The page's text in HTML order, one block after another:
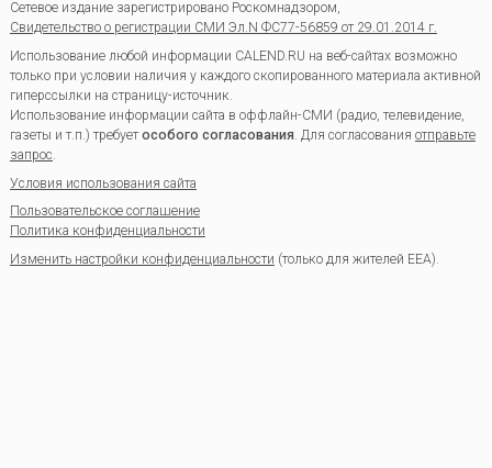
Сетевое издание зарегистрировано Роскомнадзором,
Свидетельство о регистрации СМИ Эл.N ФС77-56859 от 29.01.2014 г.
Использование любой информации CALEND.RU на веб-сайтах возможно
только при условии наличия у каждого скопированного материала активной
гиперссылки на страницу-источник.
Использование информации сайта в оффлайн-СМИ (радио, телевидение,
газеты и т.п.) требуетособого согласования. Для согласования отправьте
запрос.
Условия использования сайта
Пользовательское соглашение
Политика конфиденциальности
Изменить настройки конфиденциальности (только для жителей EEA).